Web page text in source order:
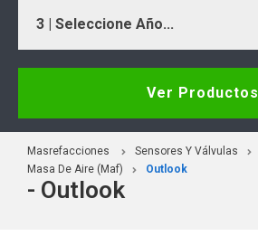
3 | Seleccione Año...
Ver Productos
Masrefacciones Sensores Y Válvulas
Masa De Aire (Maf)
Outlook
- Outlook